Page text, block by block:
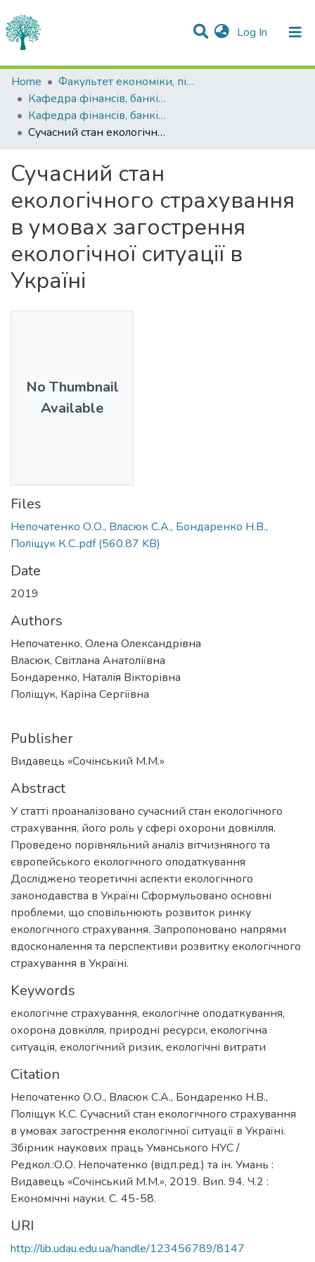
Log In (current)
Statistics
Communities & Collections
All of DSpace
Home
Факультет економіки, підприємництва та інформаційних технологій
Кафедра фінансів, банківської справи та страхування
Кафедра фінансів, банківської справи та страхування
Сучасний стан екологічного страхування в умовах загострення екологічної ситуації в Україні
Сучасний стан
екологічного страхування
в умовах загострення
екологічної ситуації в
Україні
No Thumbnail
Available
Files
Непочатенко О.О., Власюк С.А., Бондаренко Н.В.,
Поліщук К.С..pdf (560.87 KB)
Date
2019
Authors
Непочатенко, Олена Олександрівна
Власюк, Світлана Анатоліївна
Бондаренко, Наталія Вікторівна
Поліщук, Каріна Сергіївна
Publisher
Видавець «Сочінський М.М.»
Abstract
У статті проаналізовано сучасний стан екологічного
страхування, його роль у сфері охорони довкілля.
Проведено порівняльний аналіз вітчизняного та
європейського екологічного оподаткування
Досліджено теоретичні аспекти екологічного
законодавства в Україні Сформульовано основні
проблеми, що сповільнюють розвиток ринку
екологічного страхування. Запропоновано напрями
вдосконалення та перспективи розвитку екологічного
страхування в Україні.
Keywords
екологічне страхування, екологічне оподаткування,
охорона довкілля, природні ресурси, екологічна
ситуація, екологічний ризик, екологічні витрати
Citation
Непочатенко О.О., Власюк С.А., Бондаренко Н.В.,
Поліщук К.С. Сучасний стан екологічного страхування
в умовах загострення екологічної ситуації в Україні.
Збірник наукових праць Уманського НУС /
Редкол.:О.О. Непочатенко (відп.ред.) та ін. Умань :
Видавець «Сочінський М.М.», 2019. Вип. 94. Ч.2 :
Економічні науки. С. 45-58.
URI
http://lib.udau.edu.ua/handle/123456789/8147